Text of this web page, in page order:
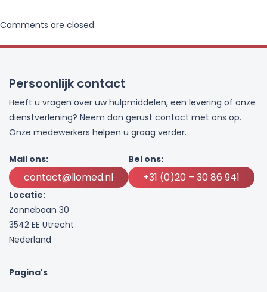
Comments are closed
Persoonlijk contact
Heeft u vragen over uw hulpmiddelen, een levering of onze
dienstverlening? Neem dan gerust contact met ons op.
Onze medewerkers helpen u graag verder.
Mail ons:
contact@liomed.nl
Bel ons:
+31 (0)20 – 30 86 941
Locatie:
Zonnebaan 30
3542 EE Utrecht
Nederland
Pagina's